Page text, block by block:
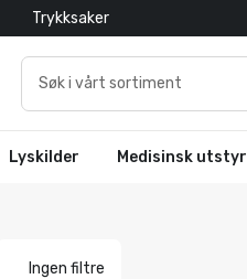
Trykksaker
Lyskilder Medisinsk utstyr
Ingen filtre